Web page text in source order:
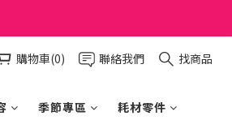
購物車(0) 聯絡我們 找商品
季節專區
耗材零件